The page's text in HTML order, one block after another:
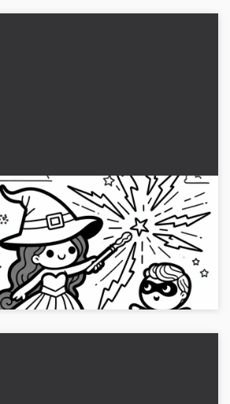
Heksen kaster tryllestav mod
heltene og slipper lynet løs:
Gratis farvelægning
Oplev heksenes spændende verden med
dette farvelægningsbillede. Download
billedet gratis nu!...